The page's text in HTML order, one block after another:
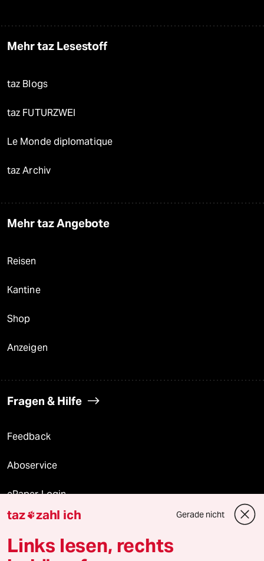
Mehr taz Lesestoff
taz Blogs
taz FUTURZWEI
Le Monde diplomatique
taz Archiv
Mehr taz Angebote
Reisen
Kantine
Shop
Anzeigen
Fragen & Hilfe
Feedback
Aboservice
ePaper Login
Downloads für Abonnierende
taz zahl ich Gerade nicht
Links lesen, rechts